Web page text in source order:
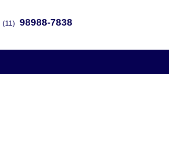
(11) 98988-7838